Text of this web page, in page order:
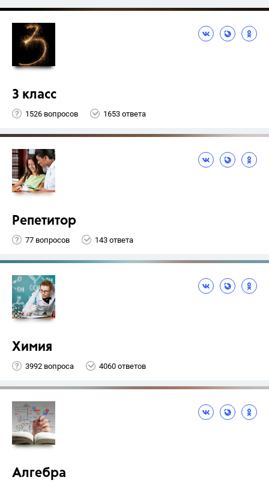
3 класс
1526 вопросов 1653 ответа
Репетитор
77 вопросов 143 ответа
Химия
3992 вопроса 4060 ответов
Алгебра